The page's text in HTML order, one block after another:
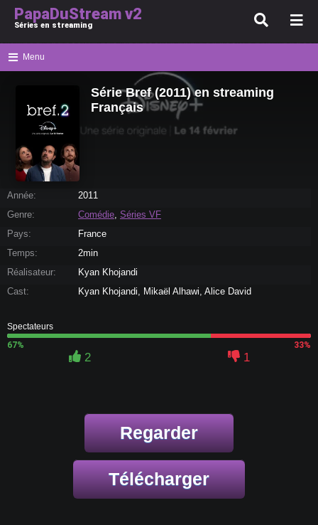
PapaDuStream v2
Séries en streaming
Menu
Série Bref (2011) en streaming
Français
Année:
2011
Genre:
Comédie, Séries VF
Pays:
France
Temps:
2min
Réalisateur:
Kyan Khojandi
Cast:
Kyan Khojandi, Mikaël Alhawi, Alice David
Spectateurs
67%
33%
2 1
Regarder
Télécharger